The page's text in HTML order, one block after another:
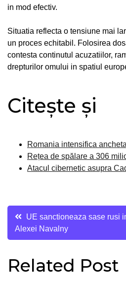
in mod efectiv.
Situatia reflecta o tensiune mai
un proces echitabil. Folosirea
contesta continutul acuzatiilor,
drepturilor omului in spatiul
Citește și
Romania intensifica
Rețea de spălare a 306
Atacul cibernetic asupra
Navigare
în
articole
UE sanctioneaza sase rusi
Alexei Navalny
Related Post